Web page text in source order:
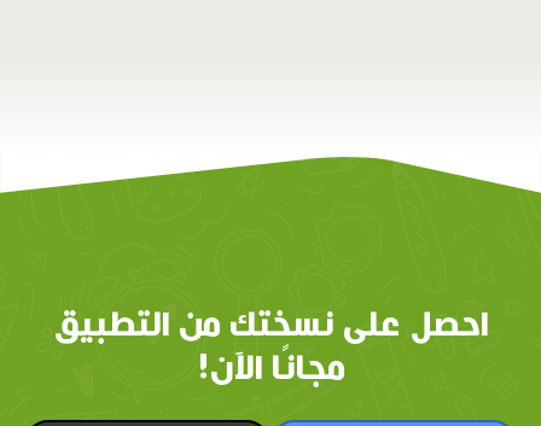
احصل على نسختك من التطبيق
مجانًا الآن!